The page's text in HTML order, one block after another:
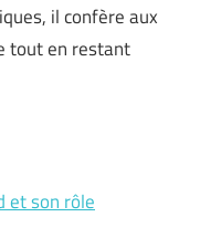
il confère aux
tout en restant
et son rôle